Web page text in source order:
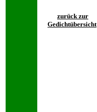
zurück zur
Gedichtübersicht